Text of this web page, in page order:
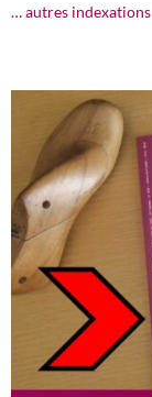
… autres indexations